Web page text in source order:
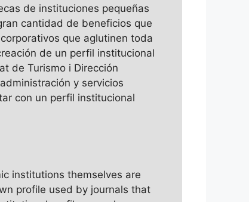
de instituciones pequeñas
cantidad de beneficios que
que aglutinen toda
de un perfil institucional
de Turismo i Dirección
y servicios
con un perfil institucional
institutions themselves are
profile used by journals that